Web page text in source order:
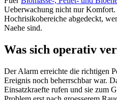
Ueberwachung nicht nur Komfort.
Hochrisikobereiche abgedeckt,
Naehe sind.
Was sich operativ
Der Alarm erreichte die richtigen
Ereignis noch beherrschbar war.
Einsatzkraefte rufen und sie zum